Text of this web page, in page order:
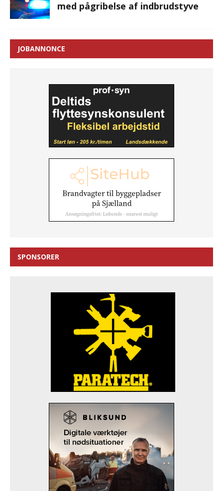
med pågribelse af indbrudstyve
JOBANNONCE
SPONSORER